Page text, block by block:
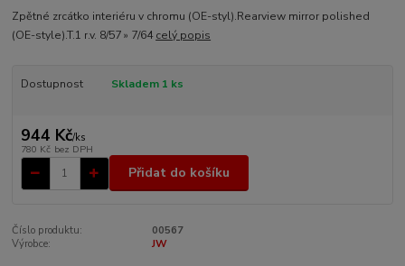
Zpětné zrcátko interiéru v chromu (OE-styl).Rearview mirror polished
(OE-style).T.1 r.v. 8/57 » 7/64 celý popis
Dostupnost Skladem 1 ks
944 Kč/ks
780 Kč bez DPH
Přidat do košíku
Číslo produktu:
00567
Výrobce:
JW